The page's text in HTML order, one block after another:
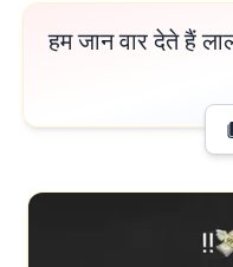
हम जान वार देते हैं लाला हमारी कदर करने वालो पे..!!